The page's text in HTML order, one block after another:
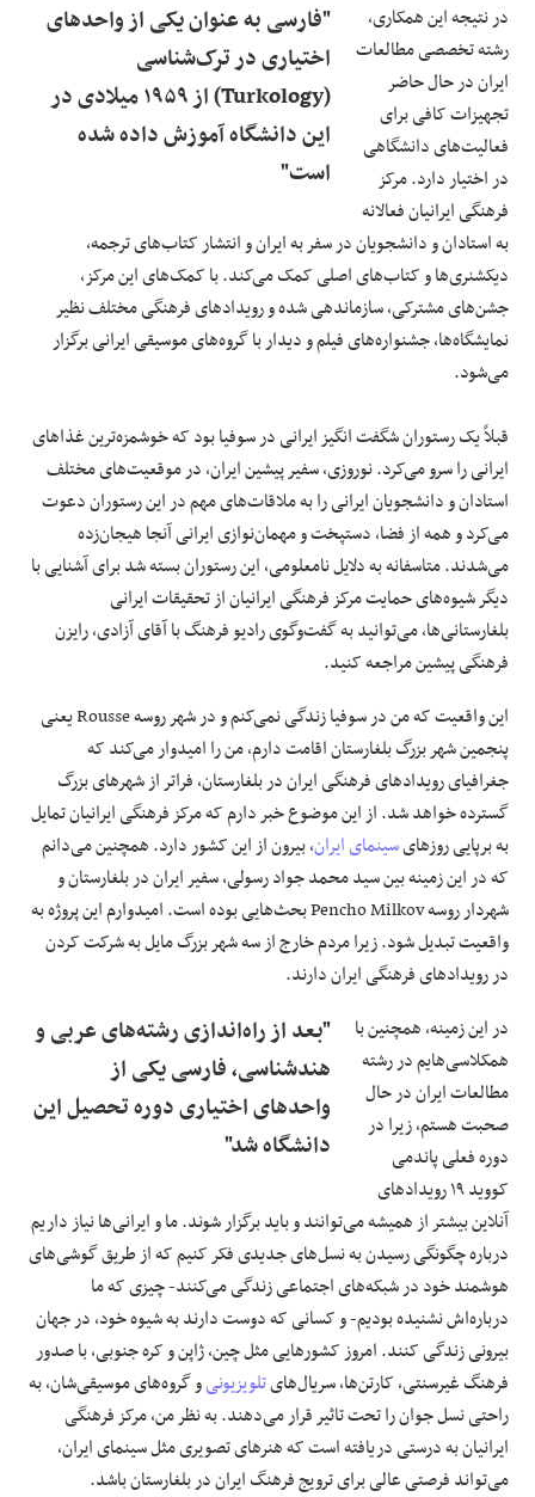
"فارسی به عنوان یکی از واحدهای
اختیاری در ترک‌شناسی
(Turkology) از ۱۹۵۹ میلادی در
این دانشگاه آموزش داده شده
است"
در نتیجه این همکاری،
رشته تخصصی مطالعات
ایران در حال حاضر
تجهیزات کافی برای
فعالیت‌های دانشگاهی
در اختیار دارد. مرکز
فرهنگی ایرانیان فعالانه
به استادان و دانشجویان در سفر به ایران و انتشار کتاب‌های ترجمه،
دیکشنری‌ها و کتاب‌های اصلی کمک می‌کند. با کمک‌های این مرکز،
جشن‌های مشترکی، سازماندهی شده و رویدادهای فرهنگی مختلف نظیر
نمایشگاه‌ها، جشنواره‌های فیلم و دیدار با گروه‌های موسیقی ایرانی برگزار
می‌شود.
قبلاً یک رستوران شگفت انگیز ایرانی در سوفیا بود که خوشمزه‌ترین غذاهای
ایرانی را سرو می‌کرد. نوروزی، سفیر پیشین ایران، در موقعیت‌های مختلف
استادان و دانشجویان ایرانی را به ملاقات‌های مهم در این رستوران دعوت
می‌کرد و همه از فضا، دستپخت و مهمان‌نوازی ایرانی آنجا هیجان‌زده
می‌شدند. متاسفانه به دلایل نامعلومی، این رستوران بسته شد برای آشنایی با
دیگر شیوه‌های حمایت مرکز فرهنگی ایرانیان از تحقیقات ایرانی
بلغارستانی‌ها، می‌توانید به گفت‌وگوی رادیو فرهنگ با آقای آزادی، رایزن
فرهنگی پیشین مراجعه کنید.
این واقعیت که من در سوفیا زندگی نمی‌کنم و در شهر روسه Rousse یعنی
پنجمین شهر بزرگ بلغارستان اقامت دارم، من را امیدوار می‌کند که
جغرافیای رویدادهای فرهنگی ایران در بلغارستان، فراتر از شهرهای بزرگ
گسترده خواهد شد. از این موضوع خبر دارم که مرکز فرهنگی ایرانیان تمایل
به برپایی روزهایسینمای ایران، بیرون از این کشور دارد. همچنین می‌دانم
که در این زمینه بین سید محمد جواد رسولی، سفیر ایران در بلغارستان و
شهردار روسه Pencho Milkov بحث‌هایی بوده است. امیدوارم این پروژه به
واقعیت تبدیل شود. زیرا مردم خارج از سه شهر بزرگ مایل به شرکت کردن
در رویدادهای فرهنگی ایران دارند.
"بعد از راه‌اندازی رشته‌های عربی و
هندشناسی، فارسی یکی از
واحدهای اختیاری دوره تحصیل این
دانشگاه شد"
در این زمینه، همچنین با
همکلاسی‌هایم در رشته
مطالعات ایران در حال
صحبت هستم، زیرا در
دوره فعلی پاندمی
کووید ۱۹ رویدادهای
آنلاین بیشتر از همیشه می‌توانند و باید برگزار شوند. ما و ایرانی‌ها نیاز داریم
درباره چگونگی رسیدن به نسل‌های جدیدی فکر کنیم که از طریق گوشی‌های
هوشمند خود در شبکه‌های اجتماعی زندگی می‌کنند- چیزی که ما
درباره‌اش نشنیده بودیم- و کسانی که دوست دارند به شیوه خود، در جهان
بیرونی زندگی کنند. امروز کشورهایی مثل چین، ژاپن و کره جنوبی، با صدور
فرهنگ غیرسنتی، کارتن‌ها، سریال‌هایتلویزیونیو گروه‌های موسیقی‌شان، به
راحتی نسل جوان را تحت تاثیر قرار می‌دهند. به نظر من، مرکز فرهنگی
ایرانیان به درستی دریافته است که هنرهای تصویری مثل سینمای ایران،
می‌تواند فرصتی عالی برای ترویج فرهنگ ایران در بلغارستان باشد.